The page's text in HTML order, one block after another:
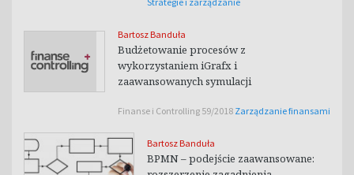
Bartosz Banduła
Budżetowanie procesów z
wykorzystaniem iGrafx i
zaawansowanych symulacji
Finanse i Controlling 59/2018 Zarządzanie finansami
Bartosz Banduła
BPMN – podejście zaawansowane: